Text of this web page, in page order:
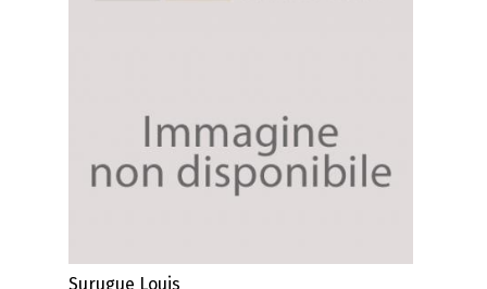
Surugue Louis